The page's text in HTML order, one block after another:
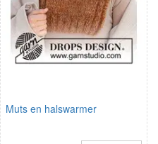
Muts en halswarmer